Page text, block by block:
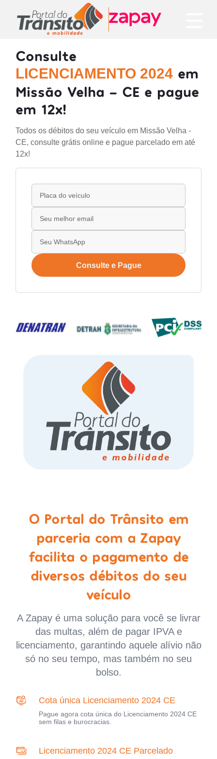
Consulte
LICENCIAMENTO 2024 em
Missão Velha - CE e pague
em 12x!
Todos os débitos do seu veículo em Missão Velha -
CE, consulte grátis online e pague parcelado em até
12x!
Consulte e Pague
O Portal do Trânsito em
parceria com a Zapay
facilita o pagamento de
diversos débitos do seu
veículo
A Zapay é uma solução para você se livrar
das multas, além de pagar IPVA e
licenciamento, garantindo aquele alívio não
só no seu tempo, mas também no seu
bolso.
Cota única Licenciamento 2024 CE
Pague agora cota única do Licenciamento 2024 CE
sem filas e burocracias.
Licenciamento 2024 CE Parcelado